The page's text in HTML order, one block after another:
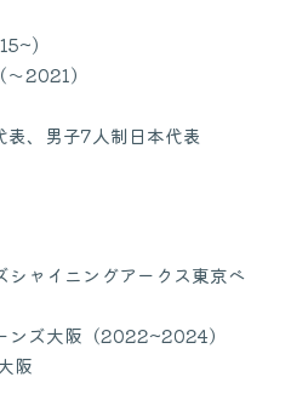
2021）
、男子7人制日本代表
ャイニングアークス東京ベ
ンズ大阪（2022~2024）
阪